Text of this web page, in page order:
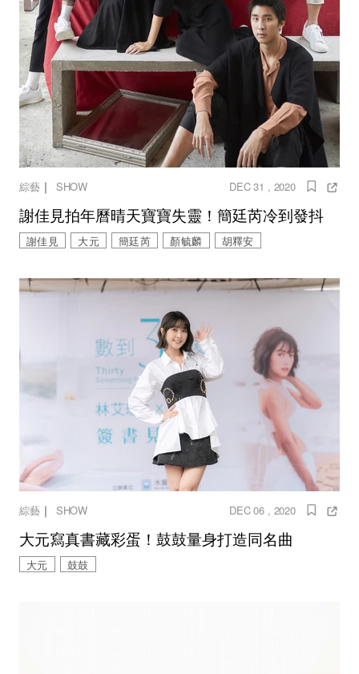
綜藝｜ SHOW DEC 31 , 2020
謝佳見拍年曆晴天寶寶失靈！簡廷芮冷到發抖
謝佳見 大元 簡廷芮 顏毓麟 胡釋安
綜藝｜ SHOW DEC 06 , 2020
大元寫真書藏彩蛋！鼓鼓量身打造同名曲
大元 鼓鼓